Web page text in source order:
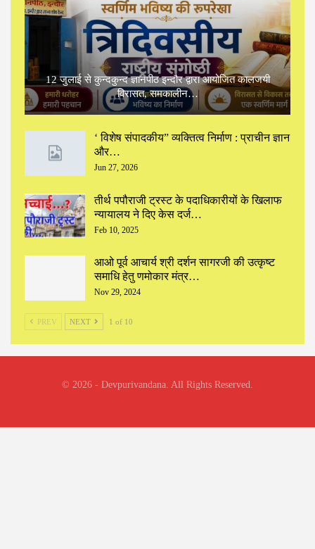
12 जुलाई से कुन्दकुन्द ज्ञानपीठ इन्दौर द्वारा आयोजित कालजयी
विरासत, समकालीन…
‘ विशेष संपादकीय” ‌व्यक्तित्व निर्माण : प्राचीन ज्ञान
और…
Jun 27, 2026
तीर्थ पपौराजी ट्रस्ट के पदाधिकारीयों के खिलाफ
न्यायालय ने दिए केस दर्ज…
Feb 10, 2025
आओ पूर्व आचार्य श्री दर्शन सागरजी की उत्कृष्ट
समाधि हेतु णमोकार मंत्र…
Nov 29, 2024
PREV NEXT 1 of 10
© 2026 - Devpurivandana. All Rights Reserved.